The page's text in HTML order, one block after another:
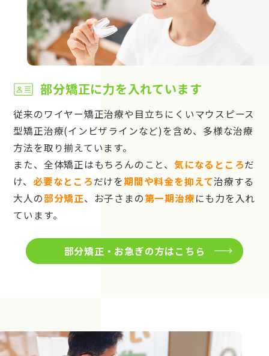
部分矯正に力を入れています
従来のワイヤー矯正治療や目立ちにくいマウスピース
型矯正治療(インビザラインなど)を含め、多様な治療
方法を取り揃えています。
また、全体矯正はもちろんのこと、 気になるところだ
け、 必要なところだけを期間や料金を抑えて治療する
大人の部分矯正、お子さまの第一期治療にも力を入れ
ています。
部分矯正・お急ぎの方はこちら